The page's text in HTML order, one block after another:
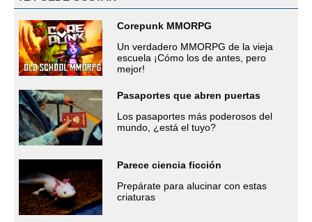
Corepunk MMORPG
Un verdadero MMORPG de la vieja
escuela ¡Cómo los de antes, pero
mejor!
Pasaportes que abren puertas
Los pasaportes más poderosos del
mundo, ¿está el tuyo?
Parece ciencia ficción
Prepárate para alucinar con estas
criaturas